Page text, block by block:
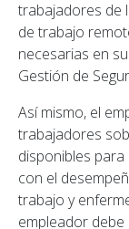
trabajadores de
de trabajo
necesarias en
Gestión de
Así mismo, el
trabajadores
disponibles
con el
trabajo y
empleador